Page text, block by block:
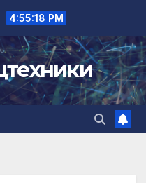
4:55:18 PM